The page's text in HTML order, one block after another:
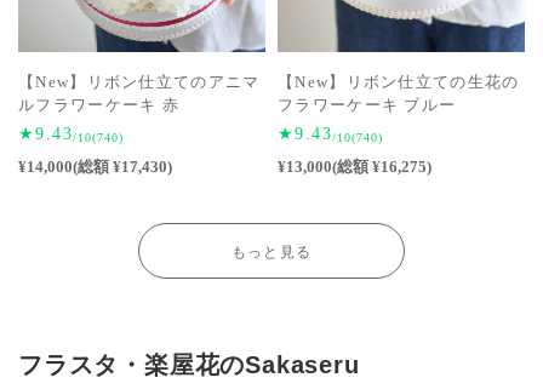
【New】リボン仕立てのアニマ
ルフラワーケーキ 赤
★9.43/10(740)
¥14,000(総額 ¥17,430)
【New】リボン仕立ての生花の
フラワーケーキ ブルー
★9.43/10(740)
¥13,000(総額 ¥16,275)
もっと見る
フラスタ・楽屋花のSakaseru